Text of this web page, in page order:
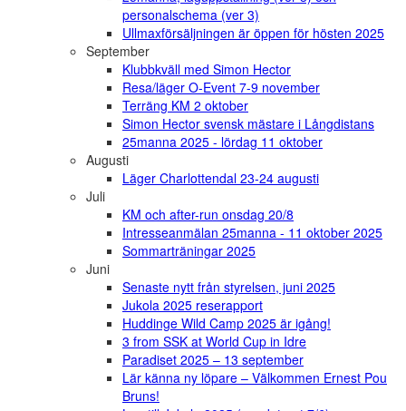
personalschema (ver 3)
Ullmaxförsäljningen är öppen för hösten 2025
September
Klubbkväll med Simon Hector
Resa/läger O-Event 7-9 november
Terräng KM 2 oktober
Simon Hector svensk mästare i Långdistans
25manna 2025 - lördag 11 oktober
Augusti
Läger Charlottendal 23-24 augusti
Juli
KM och after-run onsdag 20/8
Intresseanmälan 25manna - 11 oktober 2025
Sommarträningar 2025
Juni
Senaste nytt från styrelsen, juni 2025
Jukola 2025 reserapport
Huddinge Wild Camp 2025 är igång!
3 from SSK at World Cup in Idre
Paradiset 2025 – 13 september
Lär känna ny löpare – Välkommen Ernest Pou
Bruns!